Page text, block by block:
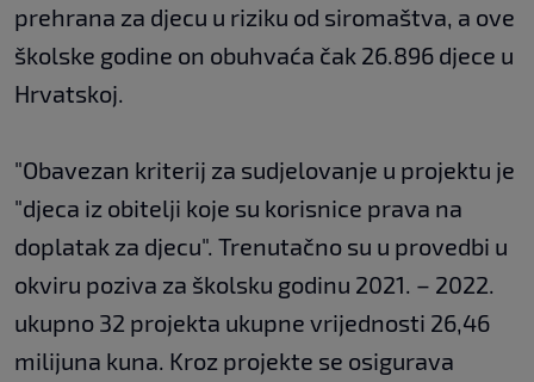
prehrana za djecu u riziku od siromaštva, a ove
školske godine on obuhvaća čak 26.896 djece u
Hrvatskoj.
"Obavezan kriterij za sudjelovanje u projektu je
"djeca iz obitelji koje su korisnice prava na
doplatak za djecu". Trenutačno su u provedbi u
okviru poziva za školsku godinu 2021. – 2022.
ukupno 32 projekta ukupne vrijednosti 26,46
milijuna kuna. Kroz projekte se osigurava